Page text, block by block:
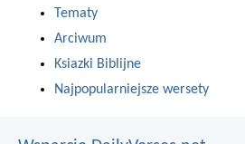
Tematy
Arciwum
Ksiazki Biblijne
Najpopularniejsze wersety